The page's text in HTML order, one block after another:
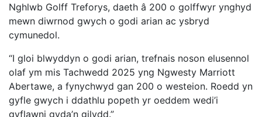
Nghlwb Golff Treforys, daeth â 200 o golffwyr ynghyd
mewn diwrnod gwych o godi arian ac ysbryd
cymunedol.
“I gloi blwyddyn o godi arian, trefnais noson elusennol
olaf ym mis Tachwedd 2025 yng Ngwesty Marriott
Abertawe, a fynychwyd gan 200 o westeion. Roedd yn
gyfle gwych i ddathlu popeth yr oeddem wedi’i
gyflawni gyda’n gilydd.”